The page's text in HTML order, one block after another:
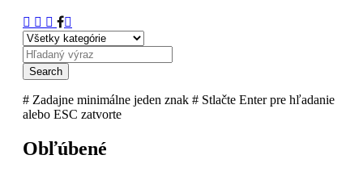
# Zadajne minimálne jeden znak # Stlačte Enter pre hľadanie
alebo ESC zatvorte
Obľúbené